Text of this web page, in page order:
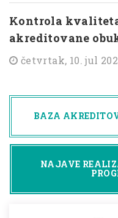
Kontrola
akreditovane
četvrtak, 10. jul
BAZA
NAJAVE